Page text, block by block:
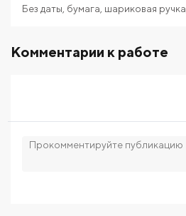
Без даты бумага шариковая ручка
Комментарии к работе